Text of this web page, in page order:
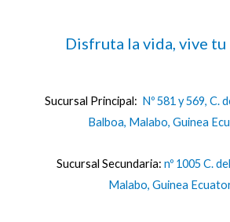
Disfruta la vida, vive
Sucursal Principal: Nº 581 y 569, C.
Balboa, Malabo, Guinea
Sucursal Secundaria: nº 1005 C.
Malabo, Guinea